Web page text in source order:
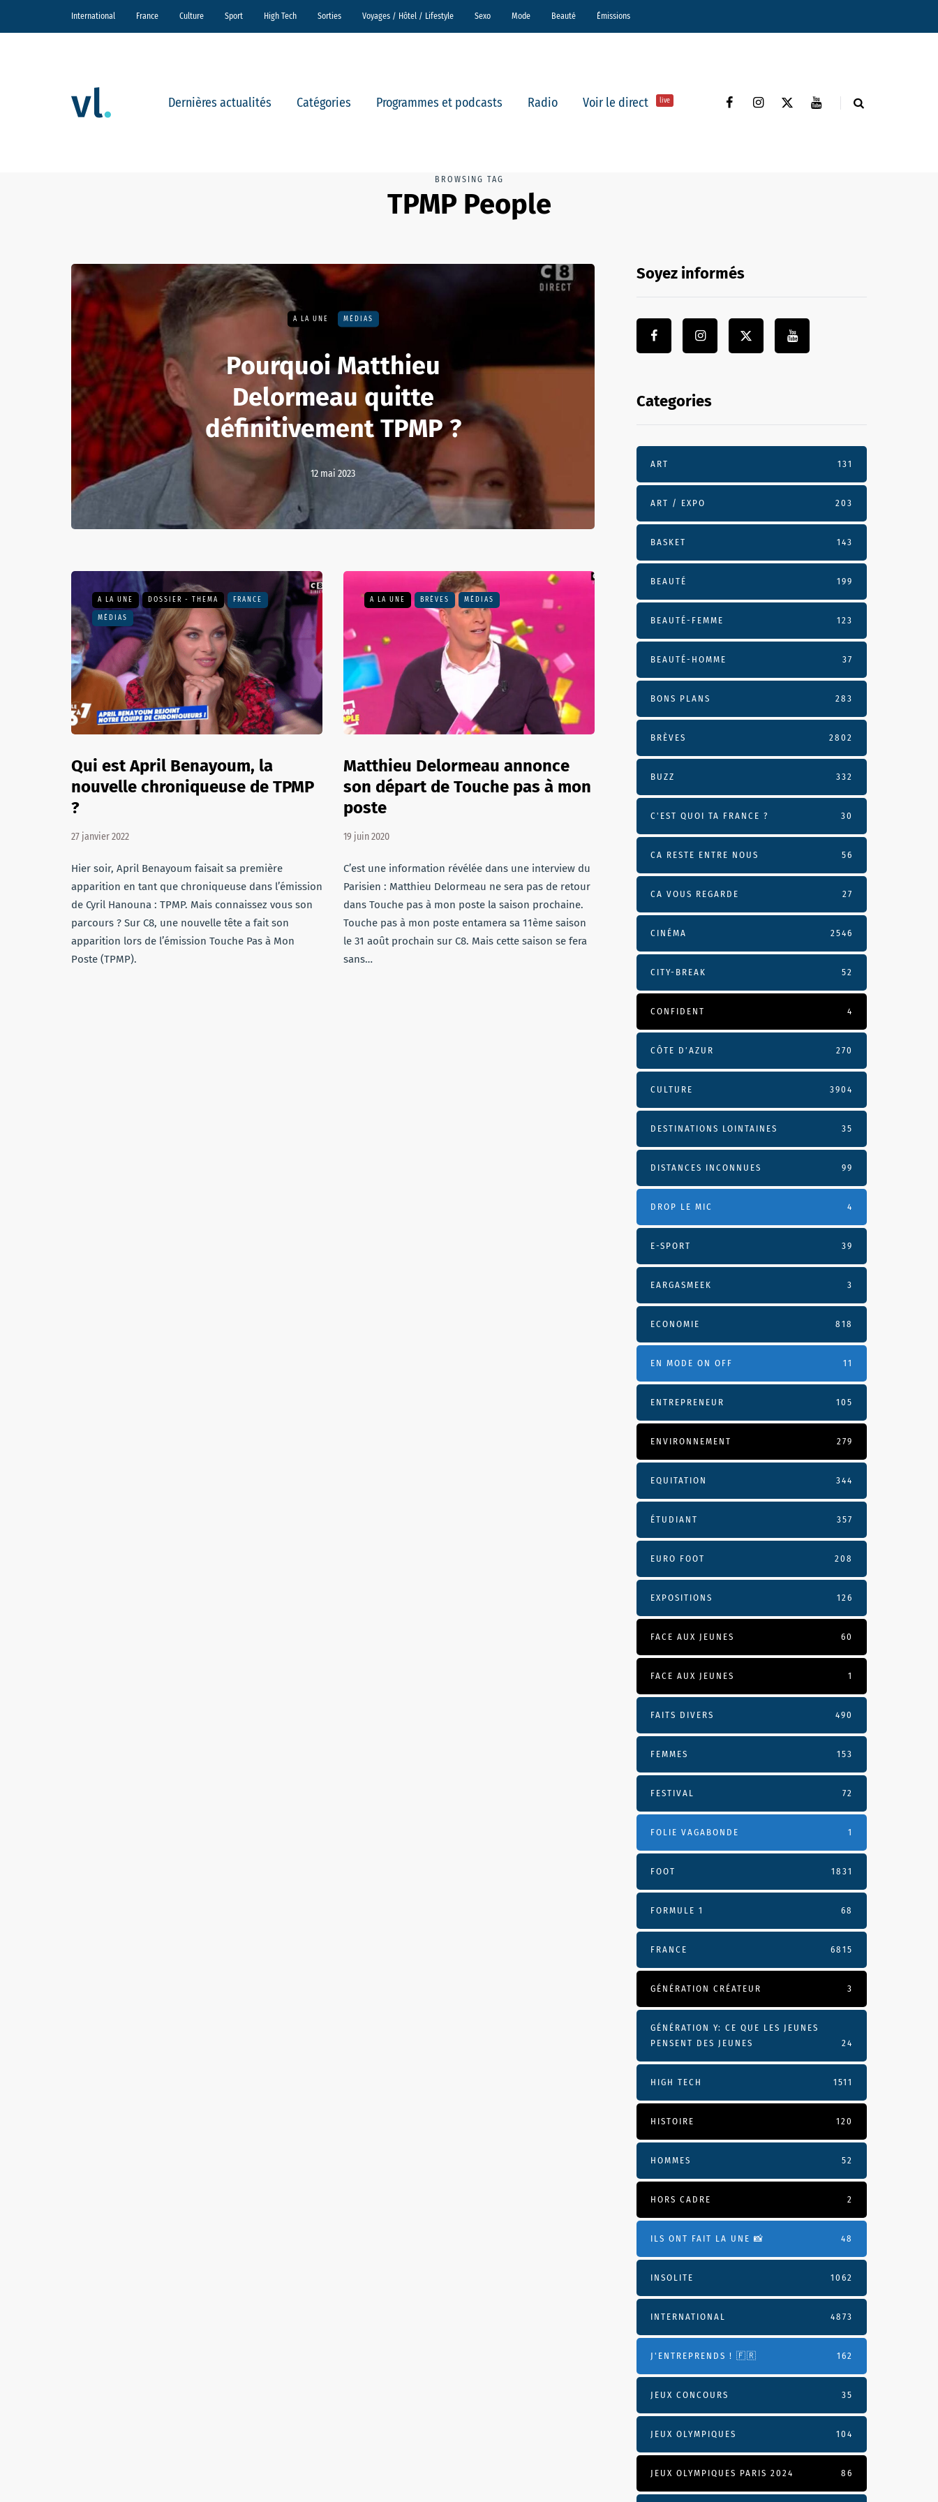
International France Culture Sport High Tech Sorties Voyages / Hôtel / Lifestyle Sexo Mode Beauté Émissions
Dernières actualités Catégories Programmes et podcasts Radio Voir le direct live
BROWSING TAG
TPMP People
A LA UNE MÉDIAS
Pourquoi Matthieu
Delormeau quitte
définitivement TPMP ?
12 mai 2023
A LA UNE DOSSIER - THEMA FRANCE
MÉDIAS
Qui est April Benayoum, la
nouvelle chroniqueuse de TPMP
?
27 janvier 2022
Hier soir, April Benayoum faisait sa première
apparition en tant que chroniqueuse dans l’émission
de Cyril Hanouna : TPMP. Mais connaissez vous son
parcours ? Sur C8, une nouvelle tête a fait son
apparition lors de l’émission Touche Pas à Mon
Poste (TPMP).
A LA UNE BRÈVES MÉDIAS
Matthieu Delormeau annonce
son départ de Touche pas à mon
poste
19 juin 2020
C’est une information révélée dans une interview du
Parisien : Matthieu Delormeau ne sera pas de retour
dans Touche pas à mon poste la saison prochaine.
Touche pas à mon poste entamera sa 11ème saison
le 31 août prochain sur C8. Mais cette saison se fera
sans…
Soyez informés
Categories
ART 131
ART / EXPO 203
BASKET 143
BEAUTÉ 199
BEAUTÉ-FEMME 123
BEAUTÉ-HOMME 37
BONS PLANS 283
BRÈVES 2802
BUZZ 332
C'EST QUOI TA FRANCE ? 30
CA RESTE ENTRE NOUS 56
CA VOUS REGARDE 27
CINÉMA 2546
CITY-BREAK 52
CONFIDENT 4
CÔTE D’AZUR 270
CULTURE 3904
DESTINATIONS LOINTAINES 35
DISTANCES INCONNUES 99
DROP LE MIC 4
E-SPORT 39
EARGASMEEK 3
ECONOMIE 818
EN MODE ON OFF 11
ENTREPRENEUR 105
ENVIRONNEMENT 279
EQUITATION 344
ÉTUDIANT 357
EURO FOOT 208
EXPOSITIONS 126
FACE AUX JEUNES 60
FACE AUX JEUNES 1
FAITS DIVERS 490
FEMMES 153
FESTIVAL 72
FOLIE VAGABONDE 1
FOOT 1831
FORMULE 1 68
FRANCE 6815
GÉNÉRATION CRÉATEUR 3
GÉNÉRATION Y: CE QUE LES JEUNES
PENSENT DES JEUNES
24
HIGH TECH 1511
HISTOIRE 120
HOMMES 52
HORS CADRE 2
ILS ONT FAIT LA UNE 📸 48
INSOLITE 1062
INTERNATIONAL 4873
J'ENTREPRENDS ! 🇫🇷 162
JEUX CONCOURS 35
JEUX OLYMPIQUES 104
JEUX OLYMPIQUES PARIS 2024 86